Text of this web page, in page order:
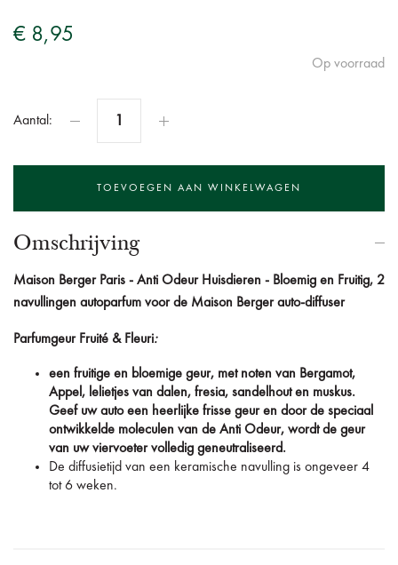
€ 8,95
Op voorraad
Aantal:
Omschrijving
Maison Berger Paris - Anti Odeur Huisdieren - Bloemig en Fruitig, 2
navullingen autoparfum voor de Maison Berger auto-diffuser
Parfumgeur Fruité & Fleuri:
een fruitige en bloemige geur, met noten van Bergamot,
Appel, lelietjes van dalen, fresia, sandelhout en muskus.
Geef uw auto een heerlijke frisse geur en door de speciaal
ontwikkelde moleculen van de Anti Odeur, wordt de geur
van uw viervoeter volledig geneutraliseerd.
De diffusietijd van een keramische navulling is ongeveer 4
tot 6 weken.